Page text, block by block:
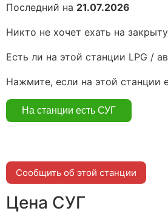
Последний на 21.07.2026
Никто не хочет ехать на
Есть ли на этой станции LPG /
Нажмите, если на этой станции
Сообщить об этой станции
Цена СУГ